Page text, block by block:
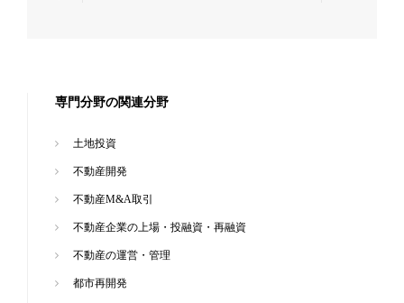
専門分野の関連分野
土地投資
不動産開発
不動産M&A取引
不動産企業の上場・投融資・再融資
不動産の運営・管理
都市再開発